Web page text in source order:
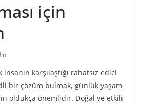
için
karşılaştığı rahatsız edici
bir çözüm bulmak, günlük yaşam
oldukça önemlidir. Doğal ve etkili